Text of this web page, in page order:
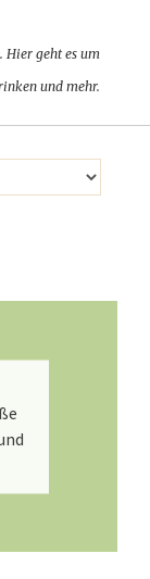
geht es um
und mehr.